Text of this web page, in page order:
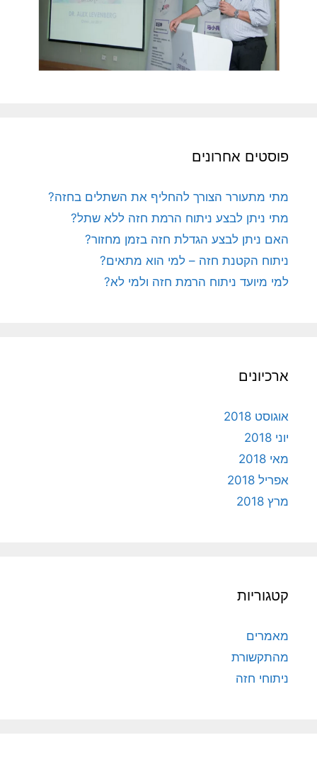
פוסטים אחרונים
מתי מתעורר הצורך להחליף את השתלים בחזה?
מתי ניתן לבצע ניתוח הרמת חזה ללא שתל?
האם ניתן לבצע הגדלת חזה בזמן מחזור?
ניתוח הקטנת חזה – למי הוא מתאים?
למי מיועד ניתוח הרמת חזה ולמי לא?
ארכיונים
אוגוסט 2018
יוני 2018
מאי 2018
אפריל 2018
מרץ 2018
קטגוריות
מאמרים
מהתקשורת
ניתוחי חזה